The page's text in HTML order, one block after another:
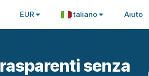
EUR Italiano Aiuto
senza